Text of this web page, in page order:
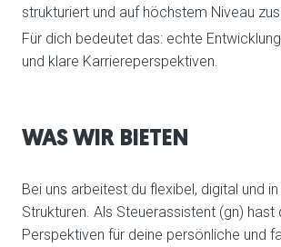
strukturiert und auf höchstem Niveau
Für dich bedeutet das: echte
und klare Karriereperspektiven.
WAS WIR BIETEN
Bei uns arbeitest du flexibel, digital und
Strukturen. Als Steuerassistent (gn) hast
Perspektiven für deine persönliche und